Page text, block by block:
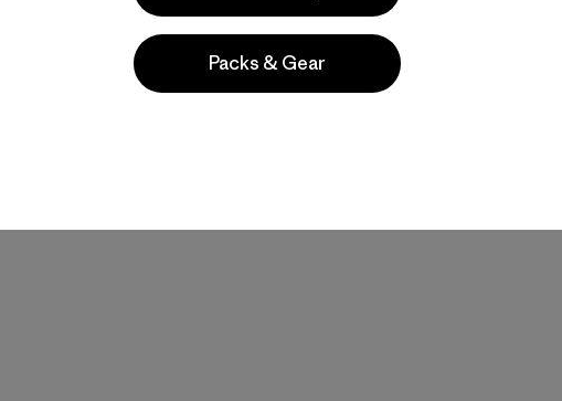
Packs & Gear